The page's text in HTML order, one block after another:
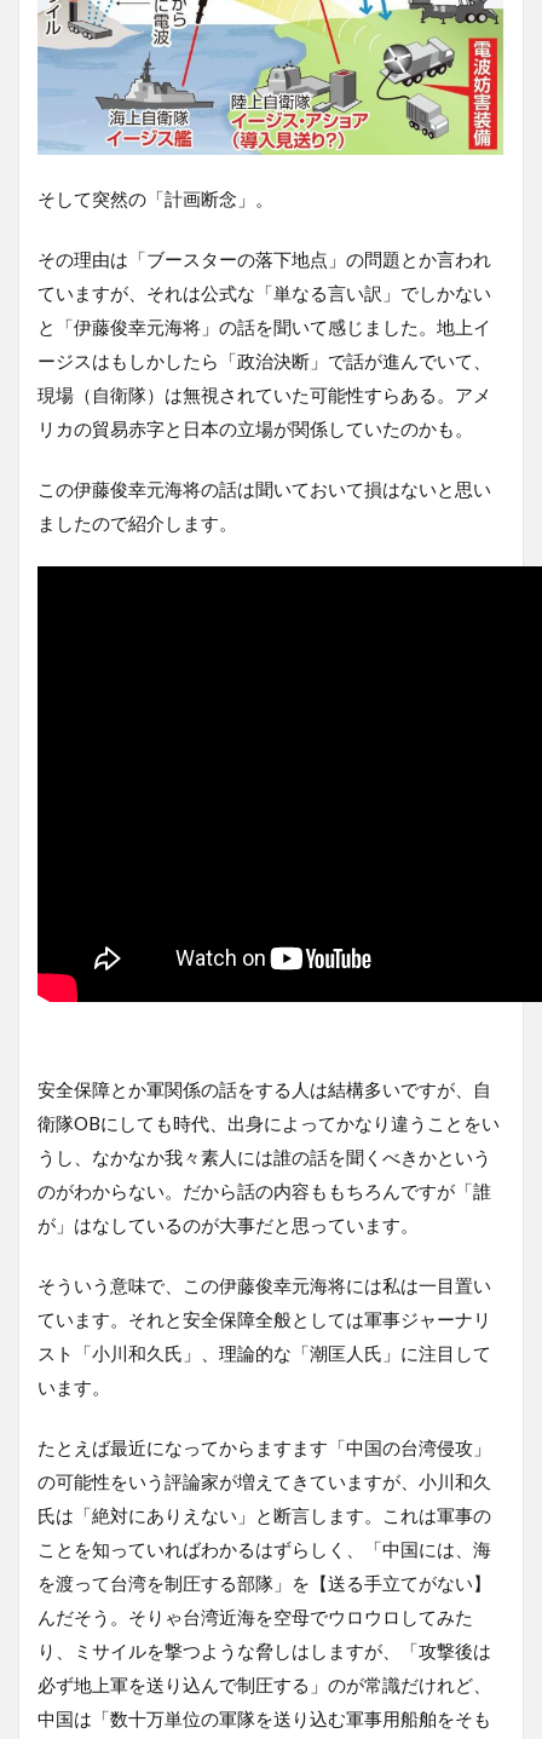
そして突然の「計画断念」。
その理由は「ブースターの落下地点」の問題とか言われ
ていますが、それは公式な「単なる言い訳」でしかない
と「伊藤俊幸元海将」の話を聞いて感じました。地上イ
ージスはもしかしたら「政治決断」で話が進んでいて、
現場（自衛隊）は無視されていた可能性すらある。アメ
リカの貿易赤字と日本の立場が関係していたのかも。
この伊藤俊幸元海将の話は聞いておいて損はないと思い
ましたので紹介します。
安全保障とか軍関係の話をする人は結構多いですが、自
衛隊OBにしても時代、出身によってかなり違うことをい
うし、なかなか我々素人には誰の話を聞くべきかという
のがわからない。だから話の内容ももちろんですが「誰
が」はなしているのが大事だと思っています。
そういう意味で、この伊藤俊幸元海将には私は一目置い
ています。それと安全保障全般としては軍事ジャーナリ
スト「小川和久氏」、理論的な「潮匡人氏」に注目して
います。
たとえば最近になってからますます「中国の台湾侵攻」
の可能性をいう評論家が増えてきていますが、小川和久
氏は「絶対にありえない」と断言します。これは軍事の
ことを知っていればわかるはずらしく、「中国には、海
を渡って台湾を制圧する部隊」を【送る手立てがない】
んだそう。そりゃ台湾近海を空母でウロウロしてみた
り、ミサイルを撃つような脅しはしますが、「攻撃後は
必ず地上軍を送り込んで制圧する」のが常識だけれど、
中国は「数十万単位の軍隊を送り込む軍事用船舶をそも